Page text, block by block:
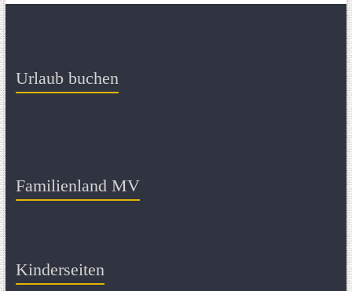
Urlaub buchen
Familienland MV
Kinderseiten